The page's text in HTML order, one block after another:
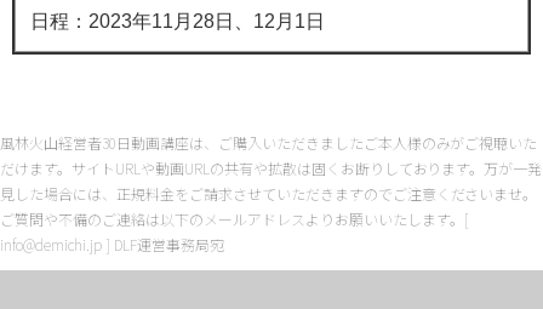
日程：2023年11月28日、12月1日
風林火山経営者30日動画講座は、ご購入いただきましたご本人様のみがご視聴いた
だけます。サイトURLや動画URLの共有や拡散は固くお断りしております。万が一発
見した場合には、正規料金をご請求させていただきますのでご注意くださいませ。
ご質問や不備のご連絡は以下のメールアドレスよりお願いいたします。 [
info@demichi.jp ] DLF運営事務局宛